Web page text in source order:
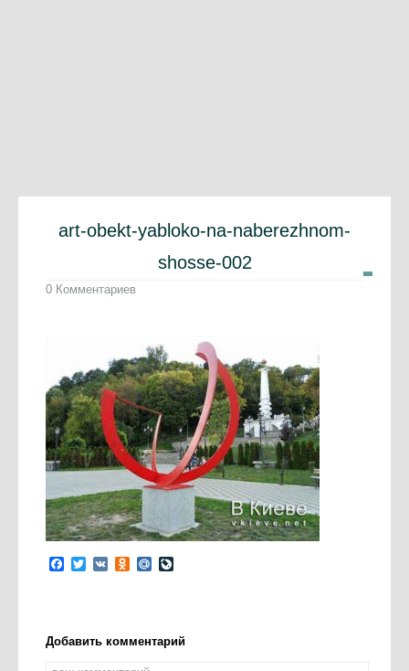
art-obekt-yabloko-na-naberezhnom-
shosse-002
0 Комментариев
Facebook
Twitter
VK Odnoklassniki
Mail.Ru
Добавить комментарий